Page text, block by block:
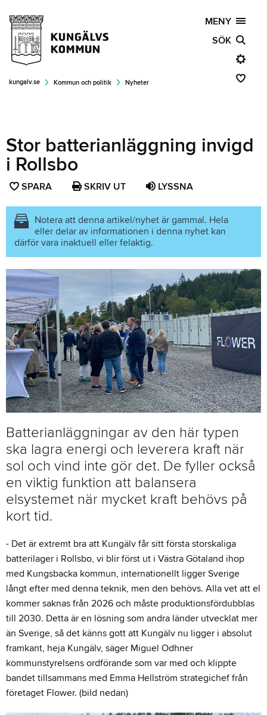
MENY
SÖK
kungalv.se Kommun och politik Nyheter
Stor batterianläggning invigd
i Rollsbo
SPARA SPARA
SOM
FAVORIT
SKRIV UT LYSSNA
Notera att denna artikel/nyhet är gammal. Hela
eller delar av informationen i denna nyhet kan
därför vara inaktuell eller felaktig.
Batterianläggningar av den här typen
ska lagra energi och leverera kraft när
sol och vind inte gör det. De fyller också
en viktig funktion att balansera
elsystemet när mycket kraft behövs på
kort tid.
- Det är extremt bra att Kungälv får sitt första storskaliga
batterilager i Rollsbo, vi blir först ut i Västra Götaland ihop
med Kungsbacka kommun, internationellt ligger Sverige
långt efter med denna teknik, men den behövs. Alla vet att el
kommer saknas från 2026 och måste produktionsfördubblas
till 2030. Detta är en lösning som andra länder utvecklat mer
än Sverige, så det känns gott att Kungälv nu ligger i absolut
framkant, heja Kungälv, säger Miguel Odhner
kommunstyrelsens ordförande som var med och klippte
bandet tillsammans med Emma Hellström strategichef från
företaget Flower. (bild nedan)